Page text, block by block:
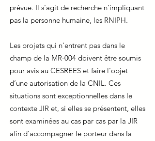
prévue. Il s’agit de recherche n’impliquant
pas la personne humaine, les RNIPH.
Les projets qui n’entrent pas dans le
champ de la MR-004 doivent être soumis
pour avis au CESREES et faire l’objet
d’une autorisation de la CNIL. Ces
situations sont exceptionnelles dans le
contexte JIR et, si elles se présentent, elles
sont examinées au cas par cas par la JIR
afin d’accompagner le porteur dans la